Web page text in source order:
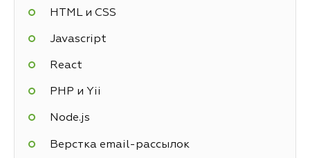
HTML и CSS
Javascript
React
PHP и Yii
Node.js
Верстка email-рассылок